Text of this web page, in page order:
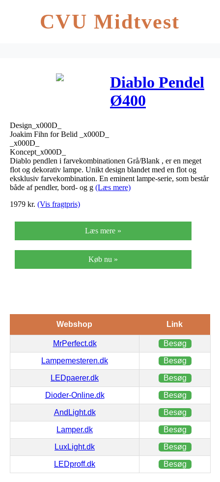
CVU Midtvest
Diablo Pendel
Ø400
Design_x000D_
Joakim Fihn for Belid _x000D_
_x000D_
Koncept_x000D_
Diablo pendlen i farvekombinationen Grå/Blank , er en meget
flot og dekorativ lampe. Unikt design blandet med en flot og
eksklusiv farvekombination. En eminent lampe-serie, som består
både af pendler, bord- og g (Læs mere)
1979 kr. (Vis fragtpris)
Læs mere »
Køb nu »
Webshop Link
MrPerfect.dk Besøg
Lampemesteren.dk Besøg
LEDpaerer.dk Besøg
Dioder-Online.dk Besøg
AndLight.dk Besøg
Lamper.dk Besøg
LuxLight.dk Besøg
LEDproff.dk Besøg